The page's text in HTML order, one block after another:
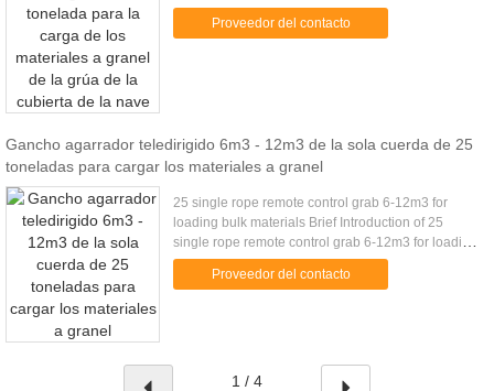
Density (t/m) Cargo Weight (t) Grab Weight (t) Grab
Model (EH) Mark 10 4-6m 1....
Proveedor del contacto
Gancho agarrador teledirigido 6m3 - 12m3 de la sola cuerda de 25
toneladas para cargar los materiales a granel
25 single rope remote control grab 6-12m3 for
loading bulk materials Brief Introduction of 25
single rope remote control grab 6-12m3 for loading
bulk materials Wireless remote control grab is a
dual scoop grab ...
Proveedor del contacto
1 / 4